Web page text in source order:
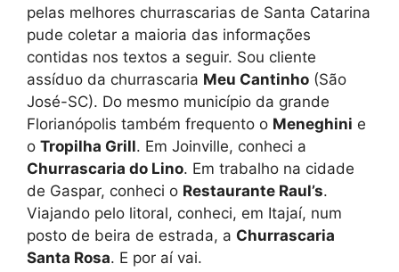
pelas melhores churrascarias de Santa Catarina
pude coletar a maioria das informações
contidas nos textos a seguir. Sou cliente
assíduo da churrascaria Meu Cantinho (São
José-SC). Do mesmo município da grande
Florianópolis também frequento o Meneghini e
o Tropilha Grill. Em Joinville, conheci a
Churrascaria do Lino. Em trabalho na cidade
de Gaspar, conheci o Restaurante Raul’s.
Viajando pelo litoral, conheci, em Itajaí, num
posto de beira de estrada, a Churrascaria
Santa Rosa. E por aí vai.